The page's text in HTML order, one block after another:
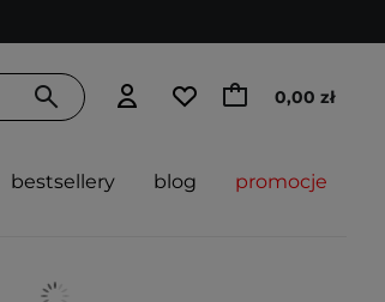
0,00 zł
bestsellery blog promocje